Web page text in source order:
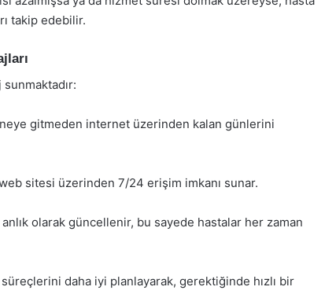
takip edebilir.
gitmeden internet üzerinden kalan günlerini
sitesi üzerinden 7/24 erişim imkanı sunar.
olarak güncellenir, bu sayede hastalar her zaman
daha iyi planlayarak, gerektiğinde hızlı bir